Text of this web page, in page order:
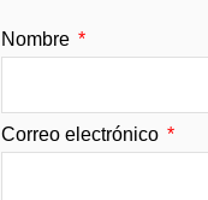
Nombre
Correo electrónico